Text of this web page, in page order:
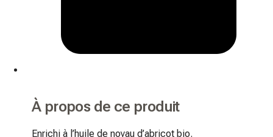
À propos de ce produit
Enrichi à l’huile de noyau d’abricot bio.